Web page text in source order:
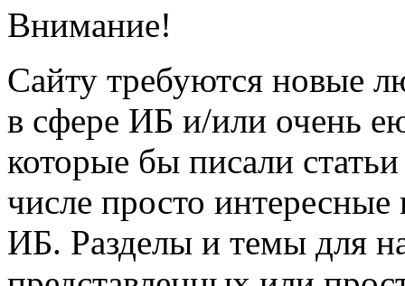
Внимание!
Сайту требуются новые
в сфере ИБ и/или очень
которые бы писали
числе просто
ИБ. Разделы и темы для